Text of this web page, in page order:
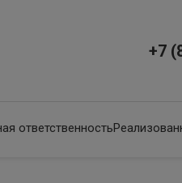
+7
ответственность